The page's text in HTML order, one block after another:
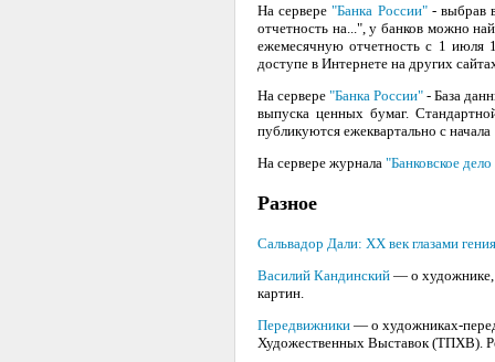
На сервере"Банка России"- выбрав
отчетность на...", у банков можно
ежемесячную отчетность с 1 июля
доступе в Интернете на других
На сервере"Банка России" - База
выпуска ценных бумаг.
публикуются ежеквартально с
На сервере журнала "Банковское
Разное
Сальвадор Дали: XX век глазами гения
Василий Кандинский — о художнике,
картин.
Передвижники — о художниках-
Художественных Выставок (ТПХВ).